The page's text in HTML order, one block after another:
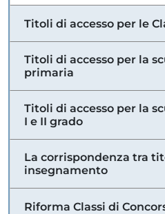
Titoli di accesso per le
Titoli di accesso per la
primaria
Titoli di accesso per la
I e II grado
La corrispondenza tra
insegnamento
Riforma Classi di